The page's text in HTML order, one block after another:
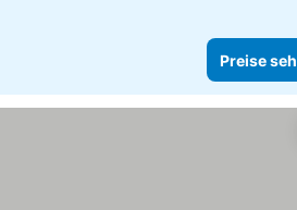
Preise